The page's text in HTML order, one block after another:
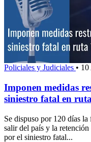
Policiales y Judiciales • 10
Imponen medidas
siniestro fatal en
Se dispuso por 120 días
salir del país y la
por el siniestro fatal...